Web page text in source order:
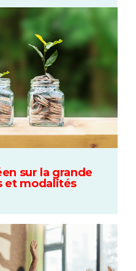
sur la grande
et modalités